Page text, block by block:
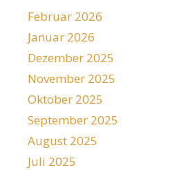
Februar 2026
Januar 2026
Dezember 2025
November 2025
Oktober 2025
September 2025
August 2025
Juli 2025